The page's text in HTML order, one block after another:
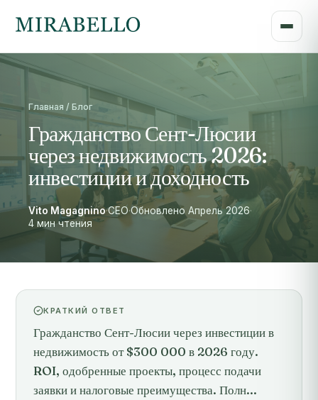
Главная / Блог
Гражданство Сент-Люсии
через недвижимость 2026:
инвестиции и доходность
Vito Magagnino·CEO·Обновлено Апрель 2026·
4 мин чтения
КРАТКИЙ ОТВЕТ
Гражданство Сент-Люсии через инвестиции в
недвижимость от $300 000 в 2026 году.
ROI, одобренные проекты, процесс подачи
заявки и налоговые преимущества. Полн...